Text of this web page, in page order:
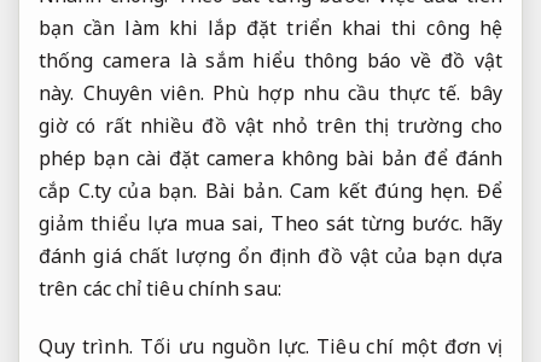
bạn cần làm khi lắp đặt triển khai thi công hệ
thống camera là sắm hiểu thông báo về đồ vật
này. Chuyên viên. Phù hợp nhu cầu thực tế. bây
giờ có rất nhiều đồ vật nhỏ trên thị trường cho
phép bạn cài đặt camera không bài bản để đánh
cắp C.ty của bạn. Bài bản. Cam kết đúng hẹn. Để
giảm thiểu lựa mua sai, Theo sát từng bước. hãy
đánh giá chất lượng ổn định đồ vật của bạn dựa
trên các chỉ tiêu chính sau:
Quy trình. Tối ưu nguồn lực. Tiêu chí một đơn vị